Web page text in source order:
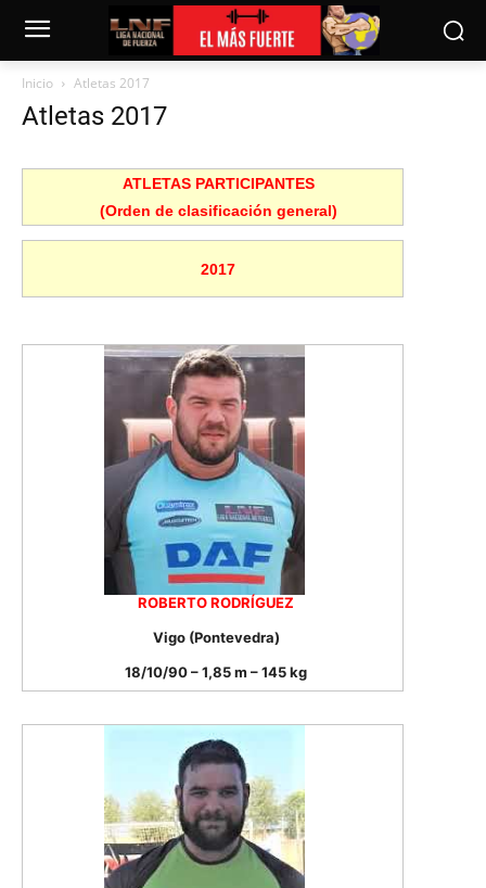
Inicio Atletas 2017
Atletas 2017
ATLETAS PARTICIPANTES
(Orden de clasificación general)
2017
ROBERTO RODRÍGUEZ
Vigo (Pontevedra)
18/10/90 – 1,85 m – 145 kg